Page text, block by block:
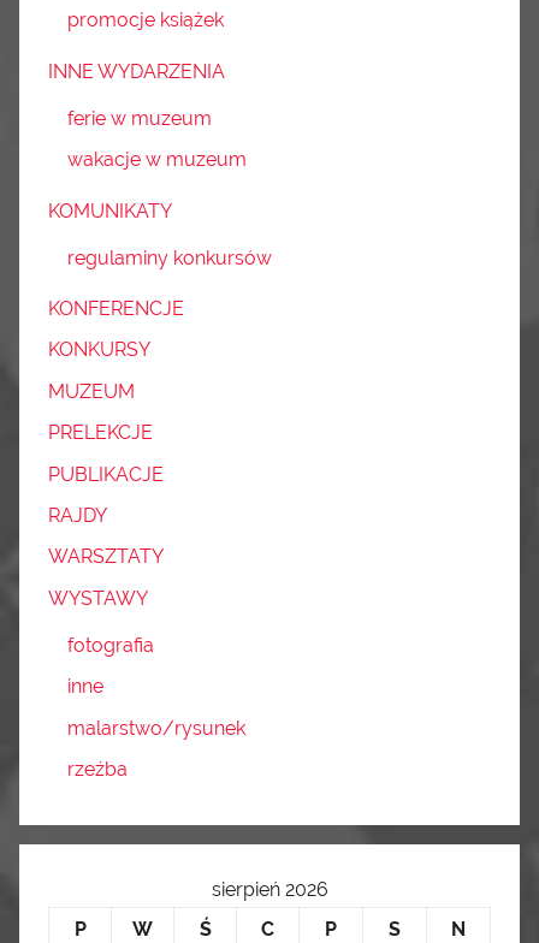
promocje książek
INNE WYDARZENIA
ferie w muzeum
wakacje w muzeum
KOMUNIKATY
regulaminy konkursów
KONFERENCJE
KONKURSY
MUZEUM
PRELEKCJE
PUBLIKACJE
RAJDY
WARSZTATY
WYSTAWY
fotografia
inne
malarstwo/rysunek
rzeźba
sierpień 2026
P
W Ś C P S
N